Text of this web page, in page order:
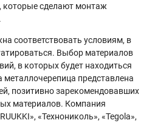
которые сделают монтаж
соответствовать условиям, в
Выбор материалов
в которых будет находиться
представлена
позитивно зарекомендовавших
материалов. Компания
«Технониколь», «Tegola»,